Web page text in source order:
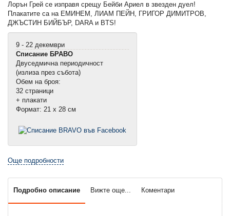
Лорън Грей се изправя срещу Бейби Ариел в звезден дуел!
Плакатите са на ЕМИНЕМ, ЛИАМ ПЕЙН, ГРИГОР ДИМИТРОВ,
ДЖЪСТИН БИЙБЪР, DARA и BTS!
9 - 22 декември
Списание БРАВО
Двуседмична периодичност
(излиза през събота)
Обем на броя:
32 страници
+ плакати
Формат: 21 х 28 см
Още подробности
Подробно описание Вижте още... Коментари